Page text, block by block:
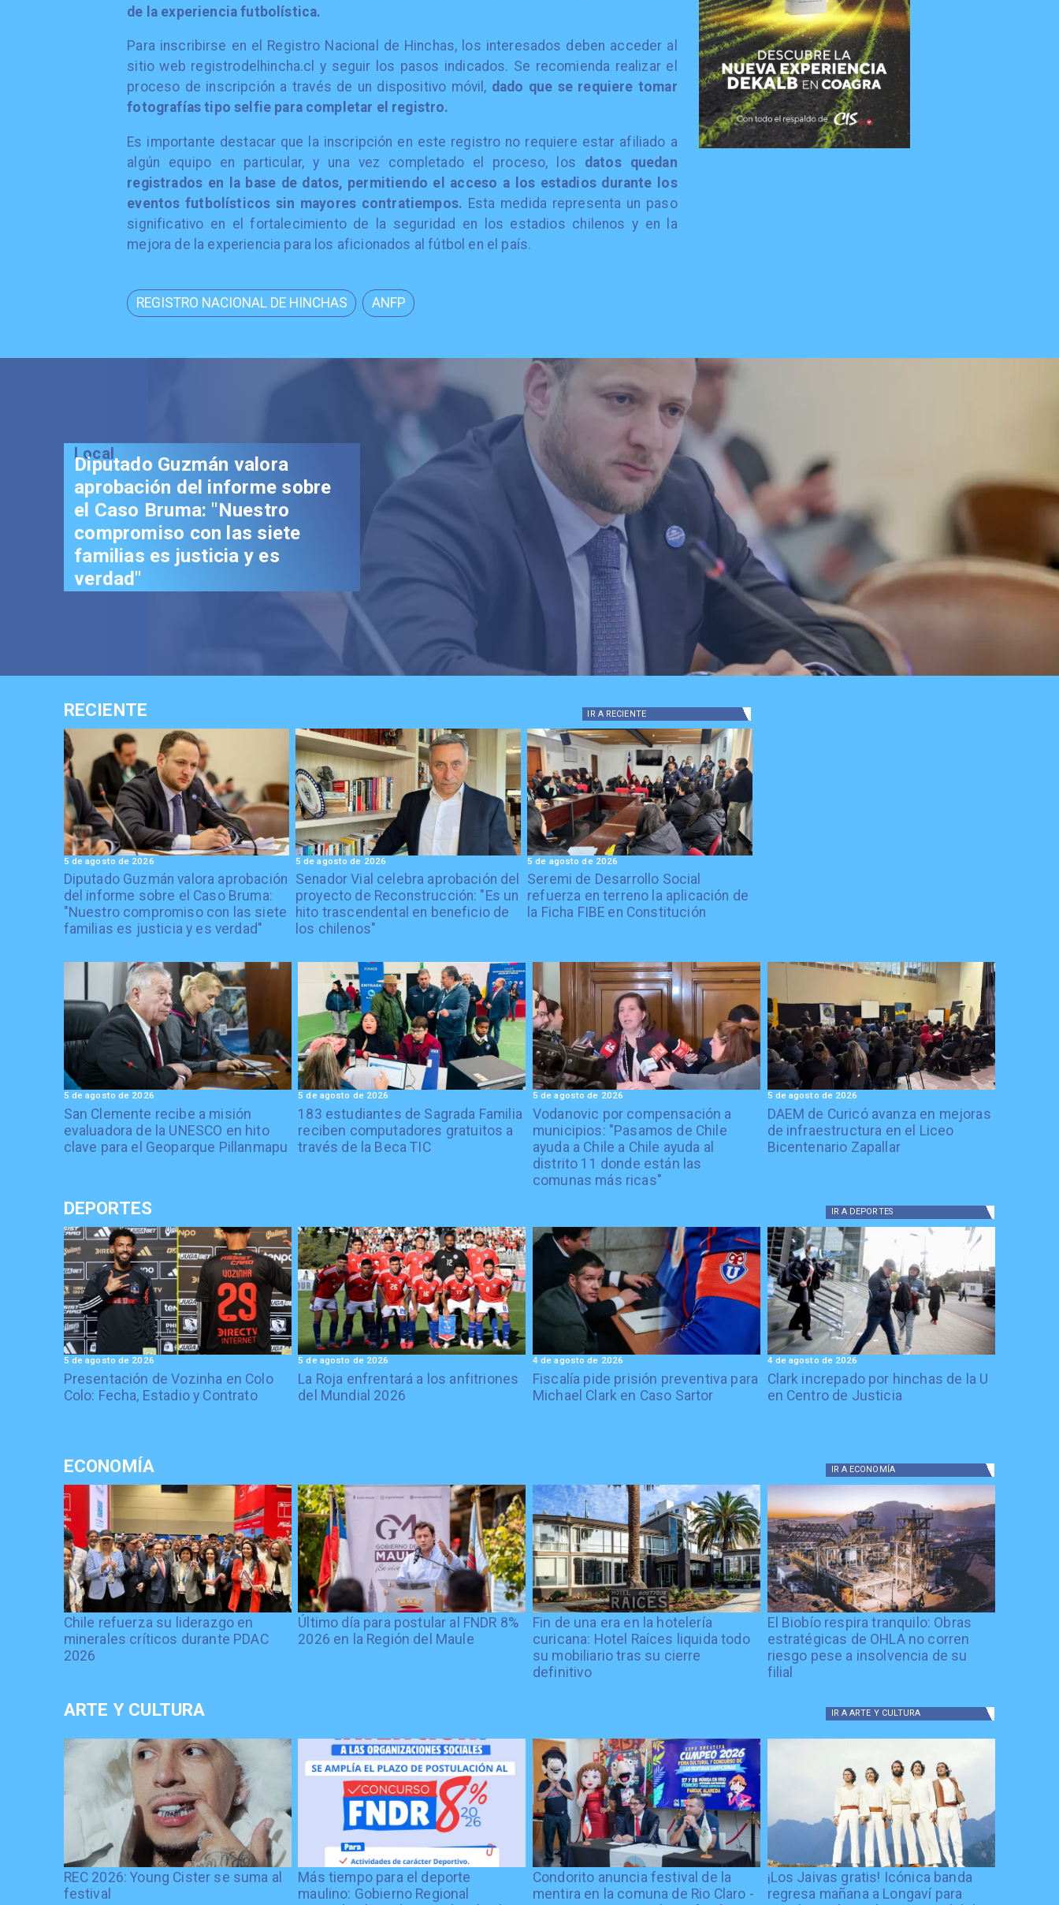
de la experiencia futbolística.
Para inscribirse en el Registro Nacional de Hinchas, los interesados deben acceder al
sitio web registrodelhincha.cl y seguir los pasos indicados. Se recomienda realizar el
proceso de inscripción a través de un dispositivo móvil, dado que se requiere tomar
fotografías tipo selfie para completar el registro.
Es importante destacar que la inscripción en este registro no requiere estar afiliado a
algún equipo en particular, y una vez completado el proceso, los datos quedan
registrados en la base de datos, permitiendo el acceso a los estadios durante los
eventos futbolísticos sin mayores contratiempos. Esta medida representa un paso
significativo en el fortalecimiento de la seguridad en los estadios chilenos y en la
mejora de la experiencia para los aficionados al fútbol en el país.
REGISTRO NACIONAL DE HINCHAS ANFP
Local
Diputado Guzmán valora
aprobación del informe sobre
el Caso Bruma: "Nuestro
compromiso con las siete
familias es justicia y es
verdad"
RECIENTE IR A RECIENTE
Diputado Guzmán valora aprobación
del informe sobre el Caso Bruma:
"Nuestro compromiso con las siete
familias es justicia y es verdad"
5 de agosto de 2026
Senador Vial celebra aprobación del
proyecto de Reconstrucción: "Es un
hito trascendental en beneficio de
los chilenos"
5 de agosto de 2026
Seremi de Desarrollo Social
refuerza en terreno la aplicación de
la Ficha FIBE en Constitución
5 de agosto de 2026
San Clemente recibe a misión
evaluadora de la UNESCO en hito
clave para el Geoparque Pillanmapu
5 de agosto de 2026
183 estudiantes de Sagrada Familia
reciben computadores gratuitos a
través de la Beca TIC
5 de agosto de 2026
Vodanovic por compensación a
municipios: "Pasamos de Chile
ayuda a Chile a Chile ayuda al
distrito 11 donde están las
comunas más ricas"
5 de agosto de 2026
DAEM de Curicó avanza en mejoras
de infraestructura en el Liceo
Bicentenario Zapallar
5 de agosto de 2026
DEPORTES IR A DEPORTES
Presentación de Vozinha en Colo
Colo: Fecha, Estadio y Contrato
5 de agosto de 2026
La Roja enfrentará a los anfitriones
del Mundial 2026
5 de agosto de 2026
Fiscalía pide prisión preventiva para
Michael Clark en Caso Sartor
4 de agosto de 2026
Clark increpado por hinchas de la U
en Centro de Justicia
4 de agosto de 2026
ECONOMÍA IR A ECONOMÍA
Chile refuerza su liderazgo en
minerales críticos durante PDAC
2026
Último día para postular al FNDR 8%
2026 en la Región del Maule
Fin de una era en la hotelería
curicana: Hotel Raíces liquida todo
su mobiliario tras su cierre
definitivo
El Biobío respira tranquilo: Obras
estratégicas de OHLA no corren
riesgo pese a insolvencia de su
filial
ARTE Y CULTURA IR A ARTE Y CULTURA
REC 2026: Young Cister se suma al
festival
Más tiempo para el deporte
maulino: Gobierno Regional
Condorito anuncia festival de la
mentira en la comuna de Rio Claro -
¡Los Jaivas gratis! Icónica banda
regresa mañana a Longaví para